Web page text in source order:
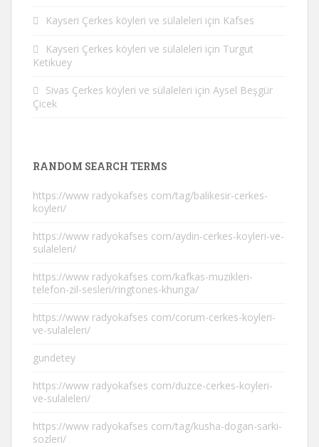
Kayseri Çerkes köyleri ve sülaleleri için Kafses
Kayseri Çerkes köyleri ve sülaleleri için Turgut
Ketikuey
Sivas Çerkes köyleri ve sülaleleri için Aysel Beşgür
Çicek
RANDOM SEARCH TERMS
https://www radyokafses com/tag/balikesir-cerkes-
koyleri/
https://www radyokafses com/aydin-cerkes-koyleri-ve-
sulaleleri/
https://www radyokafses com/kafkas-muzikleri-
telefon-zil-sesleri/ringtones-khunga/
https://www radyokafses com/corum-cerkes-koyleri-
ve-sulaleleri/
gundetey
https://www radyokafses com/duzce-cerkes-koyleri-
ve-sulaleleri/
https://www radyokafses com/tag/kusha-dogan-sarki-
sozleri/